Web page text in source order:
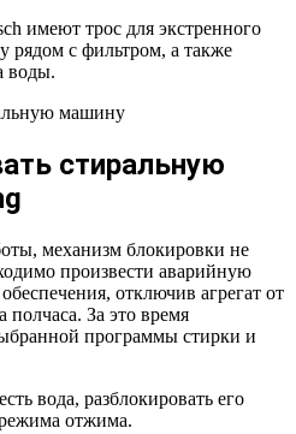
имеют трос для экстренного
рядом с фильтром, а также
воды.
стиральную
механизм блокировки не
произвести аварийную
отключив агрегат от
полчаса. За это время
программы стирки и
вода, разблокировать его
отжима.